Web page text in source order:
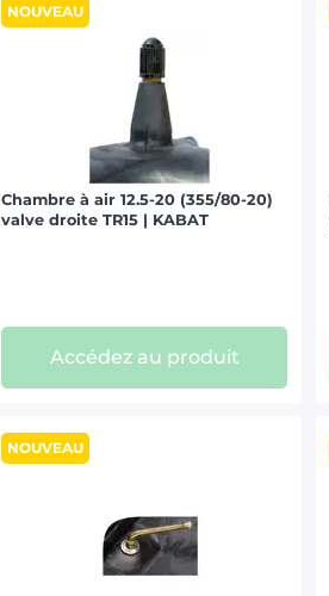
NOUVEAU
Chambre à air 12.5-20 (355/80-20)
valve droite TR15 | KABAT
Accédez au produit
NOUVEAU